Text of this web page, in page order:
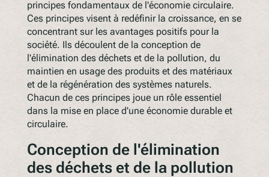
principes fondamentaux de l'économie circulaire.
Ces principes visent à redéfinir la croissance, en se
concentrant sur les avantages positifs pour la
société. Ils découlent de la conception de
l'élimination des déchets et de la pollution, du
maintien en usage des produits et des matériaux
et de la régénération des systèmes naturels.
Chacun de ces principes joue un rôle essentiel
dans la mise en place d'une économie durable et
circulaire.
Conception de l'élimination
des déchets et de la pollution